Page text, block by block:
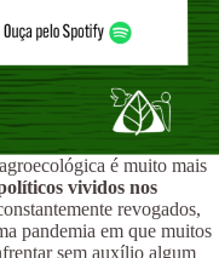
é muito mais
vividos nos
revogados,
pandemia em que muitos
sem auxílio algum